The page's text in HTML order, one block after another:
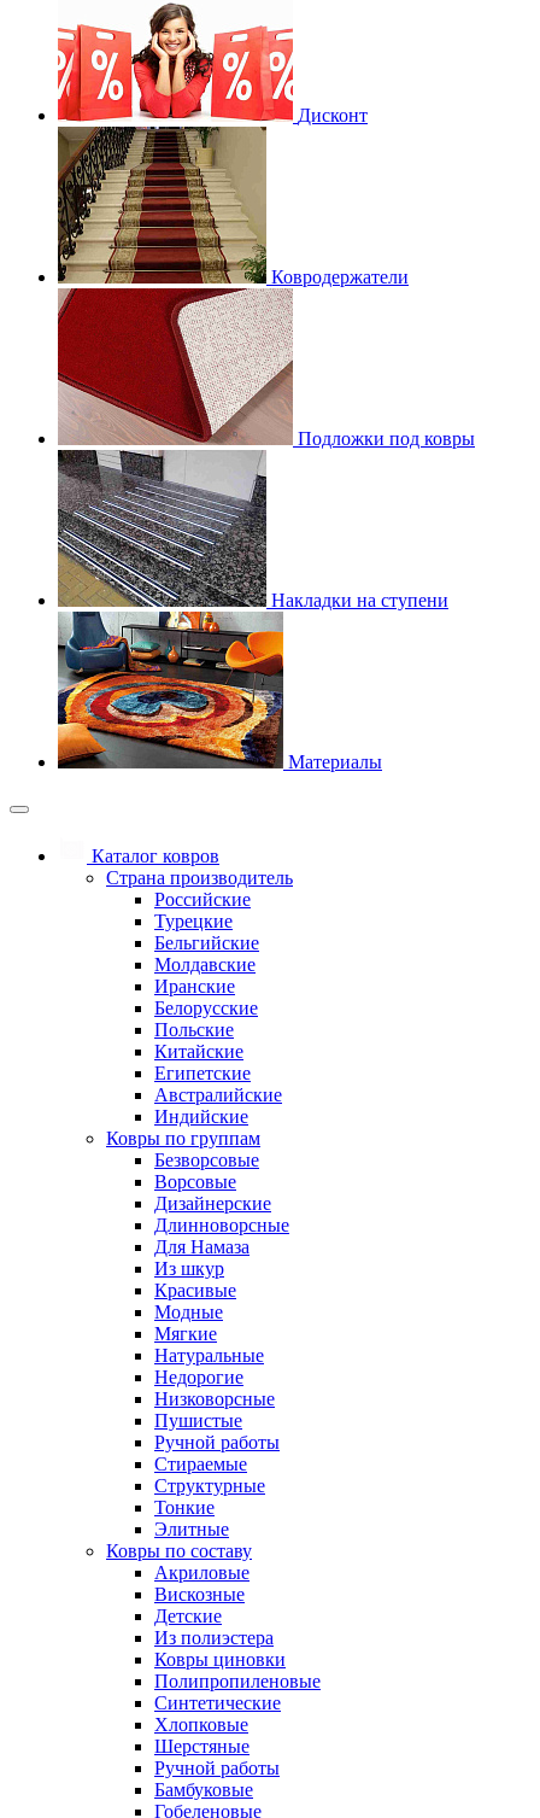
Дисконт
Ковродержатели
Подложки под ковры
Накладки на ступени
Материалы
Каталог ковров
Страна производитель
Российские
Турецкие
Бельгийские
Молдавские
Иранские
Белорусские
Польские
Китайские
Египетские
Австралийские
Индийские
Ковры по группам
Безворсовые
Ворсовые
Дизайнерские
Длинноворсные
Для Намаза
Из шкур
Красивые
Модные
Мягкие
Натуральные
Недорогие
Низковорсные
Пушистые
Ручной работы
Стираемые
Структурные
Тонкие
Элитные
Ковры по составу
Акриловые
Вискозные
Детские
Из полиэстера
Ковры циновки
Полипропиленовые
Синтетические
Хлопковые
Шерстяные
Ручной работы
Бамбуковые
Гобеленовые